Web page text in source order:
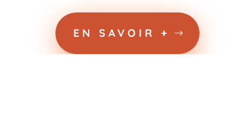
EN SAVOIR +